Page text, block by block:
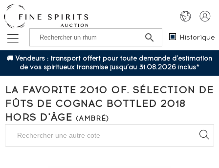
Historique
🚚 Vendeurs : transport offert pour toute demande d’estimation
de vos spiritueux transmise jusqu’au 31.08.2026 inclus*
LA FAVORITE 2010 OF. SÉLECTION DE
FÛTS DE COGNAC BOTTLED 2018
HORS D'ÂGE (AMBRÉ)